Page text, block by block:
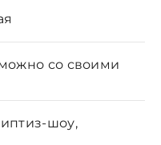
со своими
шоу,